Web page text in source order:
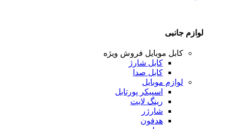
لوازم جانبی
کابل موبایل فروش ویژه
کابل شارژ
کابل صدا
لوازم موبایل
اسپیکر پورتابل
رینگ لایت
شارژر
هدفون